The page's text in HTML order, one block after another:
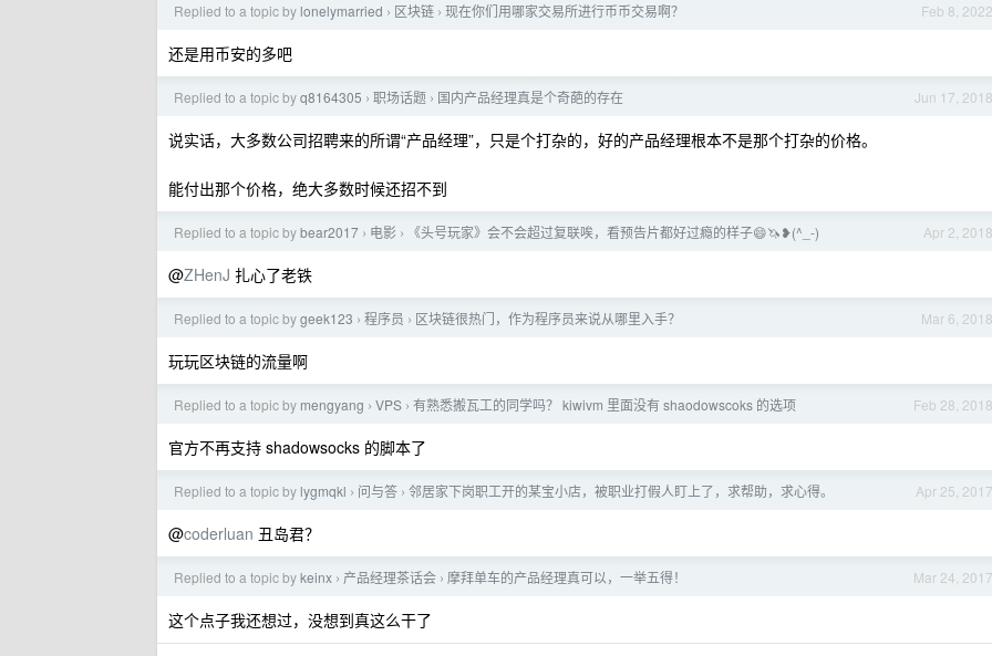
Feb 8, 2022
Replied to a topic by lonelymarried › 区块链 › 现在你们用哪家交易所进行币币交易啊？
还是用币安的多吧
Jun 17, 2018
Replied to a topic byq8164305 › 职场话题 › 国内产品经理真是个奇葩的存在
说实话，大多数公司招聘来的所谓“产品经理”，只是个打杂的，好的产品经理根本不是那个打杂的价格。
能付出那个价格，绝大多数时候还招不到
Apr 2, 2018
Replied to a topic bybear2017 › 电影 › 《头号玩家》会不会超过复联唉，看预告片都好过瘾的样子😄🦄❥(^_-)
@ZHenJ 扎心了老铁
Mar 6, 2018
Replied to a topic bygeek123 › 程序员 › 区块链很热门，作为程序员来说从哪里入手？
玩玩区块链的流量啊
Feb 28, 2018
Replied to a topic by mengyang › VPS › 有熟悉搬瓦工的同学吗？ kiwivm 里面没有 shaodowscoks 的选项
官方不再支持 shadowsocks 的脚本了
Apr 25, 2017
Replied to a topic by lygmqkl › 问与答 › 邻居家下岗职工开的某宝小店，被职业打假人盯上了，求帮助，求心得。
@coderluan 丑岛君？
Mar 24, 2017
Replied to a topic bykeinx › 产品经理茶话会 › 摩拜单车的产品经理真可以，一举五得！
这个点子我还想过，没想到真这么干了